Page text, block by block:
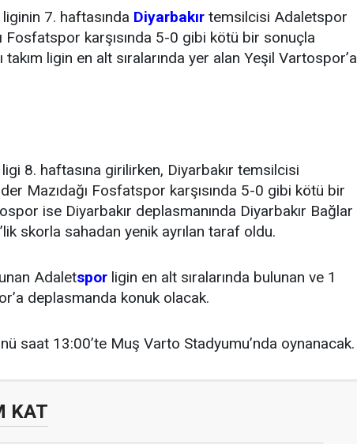
liginin 7. haftasında Diyarbakır temsilcisi Adaletspor
Fosfatspor karşısında 5-0 gibi kötü bir sonuçla
takım ligin en alt sıralarında yer alan Yeşil Vartospor’a
8. haftasına girilirken, Diyarbakır temsilcisi
Mazıdağı Fosfatspor karşısında 5-0 gibi kötü bir
ise Diyarbakır deplasmanında Diyarbakır Bağlar
skorla sahadan yenik ayrılan taraf oldu.
Adaletspor ligin en alt sıralarında bulunan ve 1
deplasmanda konuk olacak.
saat 13:00’te Muş Varto Stadyumu’nda oynanacak.
KAT